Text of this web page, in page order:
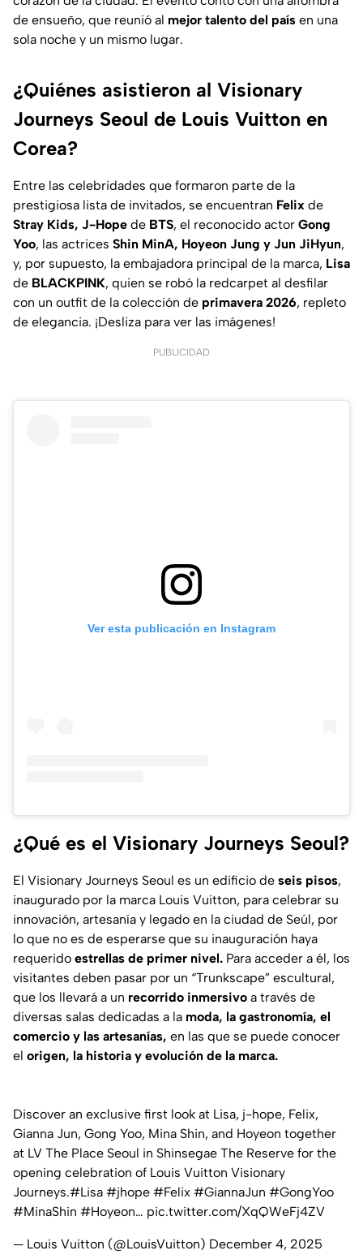
de ensueño, que reunió al mejor talento del país en una
sola noche y un mismo lugar.
¿Quiénes asistieron al Visionary
Journeys Seoul de Louis Vuitton en
Corea?
Entre las celebridades que formaron parte de la
prestigiosa lista de invitados, se encuentran Felix de
Stray Kids, J-Hope de BTS, el reconocido actor Gong
Yoo, las actrices Shin MinA, Hoyeon Jung y Jun JiHyun,
y, por supuesto, la embajadora principal de la marca, Lisa
de BLACKPINK, quien se robó la redcarpet al desfilar
con un outfit de la colección de primavera 2026, repleto
de elegancia. ¡Desliza para ver las imágenes!
PUBLICIDAD
Ver esta publicación en Instagram
¿Qué es el Visionary Journeys Seoul?
El Visionary Journeys Seoul es un edificio de seis pisos,
inaugurado por la marca Louis Vuitton, para celebrar su
innovación, artesanía y legado en la ciudad de Seúl, por
lo que no es de esperarse que su inauguración haya
requerido estrellas de primer nivel. Para acceder a él, los
visitantes deben pasar por un “Trunkscape” escultural,
que los llevará a un recorrido inmersivo a través de
diversas salas dedicadas a la moda, la gastronomía, el
comercio y las artesanías, en las que se puede conocer
el origen, la historia y evolución de la marca.
Discover an exclusive first look at Lisa, j-hope, Felix,
Gianna Jun, Gong Yoo, Mina Shin, and Hoyeon together
at LV The Place Seoul in Shinsegae The Reserve for the
opening celebration of Louis Vuitton Visionary
Journeys.#Lisa #jhope #Felix #GiannaJun #GongYoo
#MinaShin #Hoyeon… pic.twitter.com/XqQWeFj4ZV
— Louis Vuitton (@LouisVuitton) December 4, 2025